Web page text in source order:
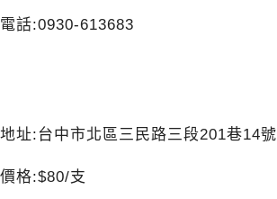
電話:0930-613683
地址:台中市北區三民路三段201巷14號
價格:$80/支